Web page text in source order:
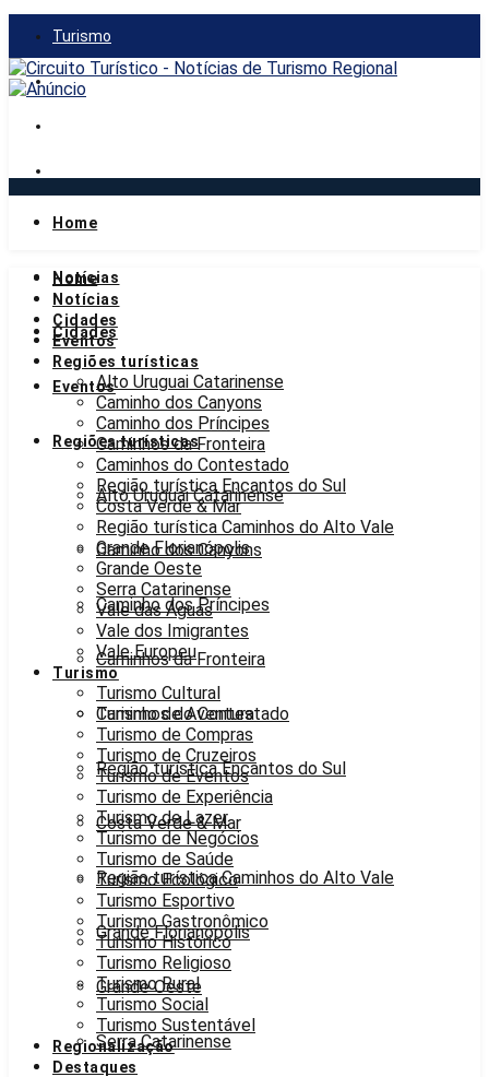
Turismo
Gastronomia
sábado, 8 de agosto de 2026
Home
Notícias
Cidades
Eventos
Regiões turísticas
Alto Uruguai Catarinense
Caminho dos Canyons
Caminho dos Príncipes
Caminhos da Fronteira
Caminhos do Contestado
Região turística Encantos do Sul
Costa Verde & Mar
Região turística Caminhos do Alto Vale
Grande Florianópolis
Grande Oeste
Serra Catarinense
Home
Notícias
Cidades
Eventos
Regiões turísticas
Alto Uruguai Catarinense
Caminho dos Canyons
Caminho dos Príncipes
Caminhos da Fronteira
Caminhos do Contestado
Região turística Encantos do Sul
Costa Verde & Mar
Região turística Caminhos do Alto Vale
Grande Florianópolis
Grande Oeste
Serra Catarinense
Vale das Águas
Vale dos Imigrantes
Vale Europeu
Turismo
Turismo Cultural
Turismo de Aventura
Turismo de Compras
Turismo de Cruzeiros
Turismo de Eventos
Turismo de Experiência
Turismo de Lazer
Turismo de Negócios
Turismo de Saúde
Turismo Ecológico
Turismo Esportivo
Turismo Gastronômico
Turismo Histórico
Turismo Religioso
Turismo Rural
Turismo Social
Turismo Sustentável
Regionalização
Destaques